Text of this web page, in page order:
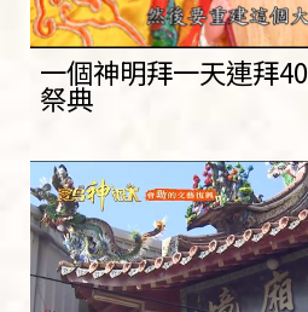
一個神明拜一天連拜
祭典